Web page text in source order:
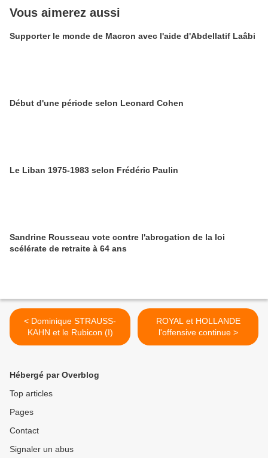
Vous aimerez aussi
Supporter le monde de Macron avec l'aide d'Abdellatif Laâbi
Début d'une période selon Leonard Cohen
Le Liban 1975-1983 selon Frédéric Paulin
Sandrine Rousseau vote contre l'abrogation de la loi
scélérate de retraite à 64 ans
< Dominique STRAUSS-
KAHN et le Rubicon (I)
ROYAL et HOLLANDE
l'offensive continue >
Hébergé par Overblog
Top articles
Pages
Contact
Signaler un abus